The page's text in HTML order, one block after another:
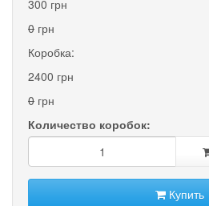
300 грн
0 грн
Коробка:
2400 грн
0 грн
Количество коробок:
Купить